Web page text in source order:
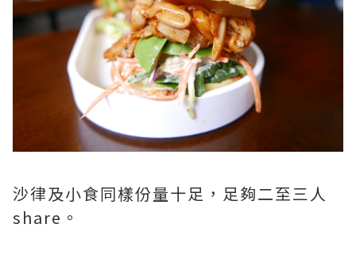
沙律及小食同樣份量十足，足夠二至三人
share。